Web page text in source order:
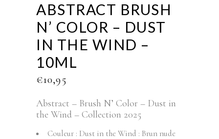
ABSTRACT BRUSH
N’ COLOR – DUST
IN THE WIND –
10ML
€10,95
Abstract – Brush N’ Color – Dust in
the Wind – Collection 2025
Couleur : Dust in the Wind : Brun nude